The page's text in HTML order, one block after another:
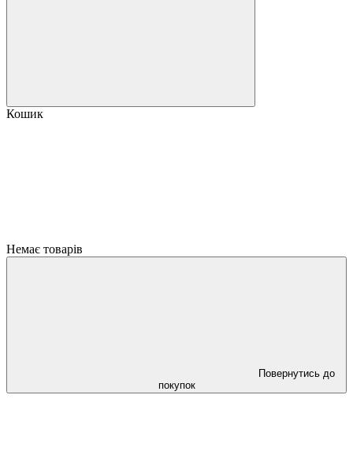
Кошик
Немає товарів
Повернутись до
покупок